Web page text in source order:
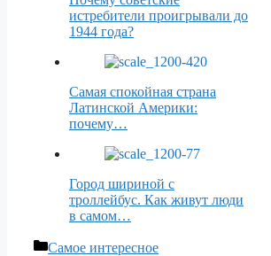
истребители проигрывали до
1944 года?
Самая спокойная страна
Латинской Америки:
почему…
Город шириной с
троллейбус. Как живут люди
в самом…
Рубрики
Самое интересное